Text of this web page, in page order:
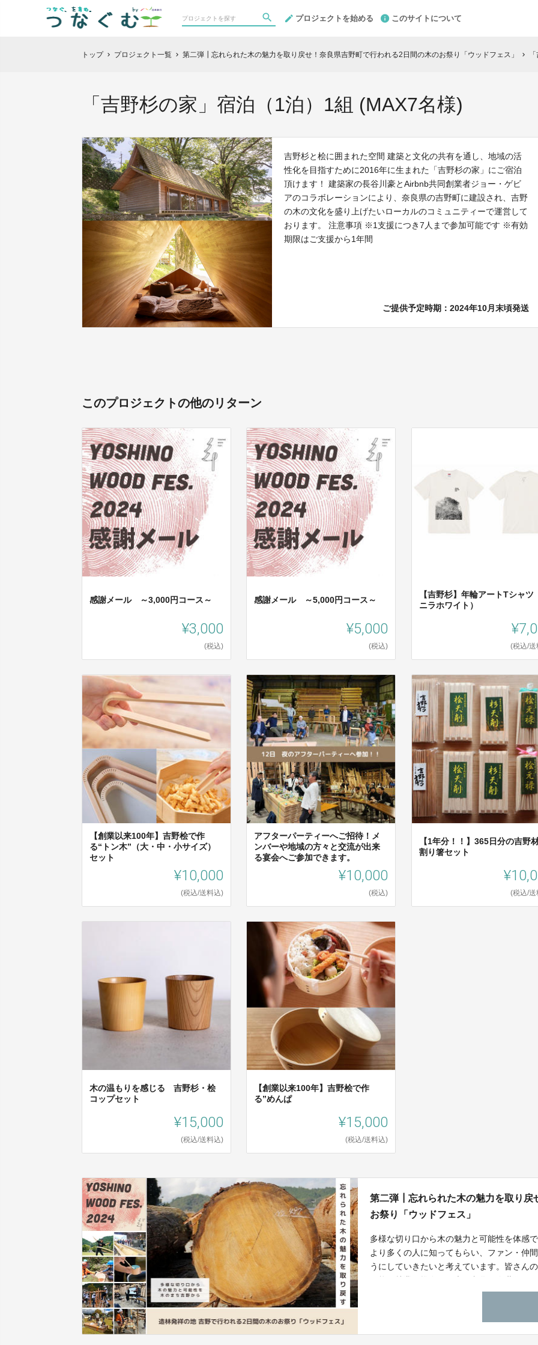
プロジェクトを始める このサイトについて
トップ chevron_right プロジェクト一覧 chevron_right 第二弾┃忘れられた木の魅力を取り戻せ！奈良県吉野町で行われる2日間の木のお祭り「ウッドフェス」 chevron_right
「吉野杉の家」宿泊（1泊）1組 (MAX7名様)
吉野杉と桧に囲まれた空間 建築と文化の共有を通し、地域の活
性化を目指すために2016年に生まれた「吉野杉の家」にご宿泊
頂けます！ 建築家の長谷川豪とAirbnb共同創業者ジョー・ゲビ
アのコラボレーションにより、奈良県の吉野町に建設され、吉野
の木の文化を盛り上げたいローカルのコミュニティーで運営して
おります。 注意事項 ※1支援につき7人まで参加可能です ※有効
期限はご支援から1年間
ご提供予定時期：2024年10月末頃発送
このプロジェクトの他のリターン
感謝メール ～3,000円コース～
¥3,000
(税込)
感謝メール ～5,000円コース～
¥5,000
(税込)
【吉野杉】年輪アートTシャツ
ニラホワイト）
(税込/送
【創業以来100年】吉野桧で作
る“トン木”（大・中・小サイズ）
セット
¥10,000
(税込/送料込)
アフターパーティーへご招待！メ
ンバーや地域の方々と交流が出来
る宴会へご参加できます。
¥10,000
(税込)
【1年分！！】365日分の吉野
割り箸セット
(税込/送
木の温もりを感じる 吉野杉・桧
コップセット
¥15,000
(税込/送料込)
【創業以来100年】吉野桧で作
る”めんぱ
¥15,000
(税込/送料込)
第二弾┃忘れられた木の魅力を取り戻
お祭り「ウッドフェス」
多様な切り口から木の魅力と可能性を体感
より多くの人に知ってもらい、ファン・仲
うにしていきたいと考えています。皆さん